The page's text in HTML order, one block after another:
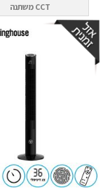
CCT משתנה